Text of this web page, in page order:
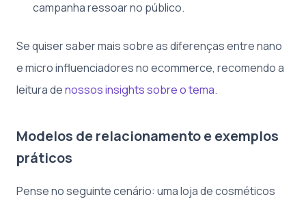
campanha ressoar no público.
Se quiser saber mais sobre as diferenças entre nano
e micro influenciadores no ecommerce, recomendo a
leitura denossos insights sobre o tema.
Modelos de relacionamento e exemplos
práticos
Pense no seguinte cenário: uma loja de cosméticos